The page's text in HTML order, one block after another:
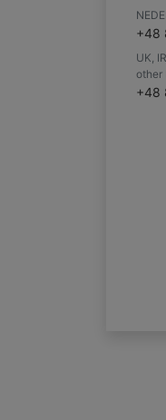
+48
UK,
other
+48